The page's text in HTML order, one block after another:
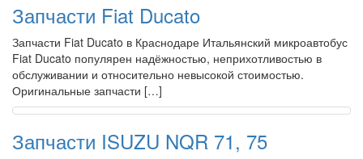
Запчасти Fiat Ducato
Запчасти Fiat Ducato в Краснодаре Итальянский микроавтобус
Fiat Ducato популярен надёжностью, неприхотливостью в
обслуживании и относительно невысокой стоимостью.
Оригинальные запчасти […]
Запчасти ISUZU NQR 71, 75